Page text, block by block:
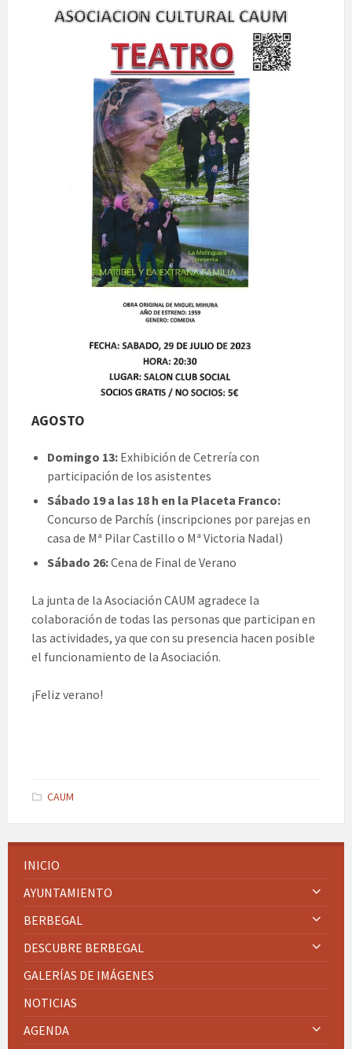
AGOSTO
Domingo 13: Exhibición de Cetrería con
participación de los asistentes
Sábado 19 a las 18 h en la Placeta Franco:
Concurso de Parchís (inscripciones por parejas en
casa de Mª Pilar Castillo o Mª Victoria Nadal)
Sábado 26:Cena de Final de Verano
La junta de la Asociación CAUM agradece la
colaboración de todas las personas que participan en
las actividades, ya que con su presencia hacen posible
el funcionamiento de la Asociación.
¡Feliz verano!
CAUM
INICIO
AYUNTAMIENTO
BERBEGAL
DESCUBRE BERBEGAL
GALERÍAS DE IMÁGENES
NOTICIAS
AGENDA